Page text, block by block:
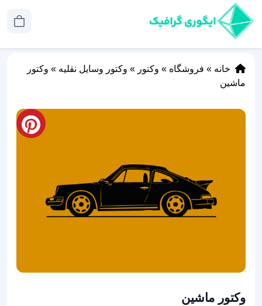
خانه » فروشگاه » وکتور » وکتور وسایل نقلیه » وکتور
ماشین
وکتور ماشین